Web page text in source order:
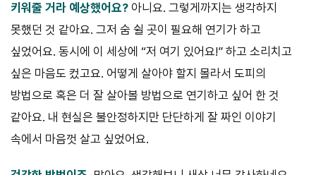
키워줄 거라 예상했어요? 아니요. 그렇게까지는 생각하지
못했던 것 같아요. 그저 숨 쉴 곳이 필요해 연기가 하고
싶었어요. 동시에 이 세상에 “저 여기 있어요!” 하고 소리치고
싶은 마음도 컸고요. 어떻게 살아야 할지 몰라서 도피의
방법으로 혹은 더 잘 살아볼 방법으로 연기하고 싶어 한 것
같아요. 내 현실은 불안정하지만 단단하게 잘 짜인 이야기
속에서 마음껏 살고 싶었어요.